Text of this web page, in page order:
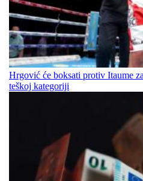
Hrgović će boksati protiv Itaume
teškoj kategoriji